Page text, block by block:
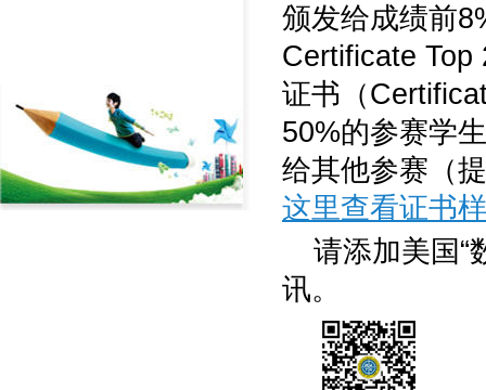
颁发给成绩前
Certificate Top
证书（
50%的参赛学
给其他参赛（
这里查看证书
请添加美国“
讯。